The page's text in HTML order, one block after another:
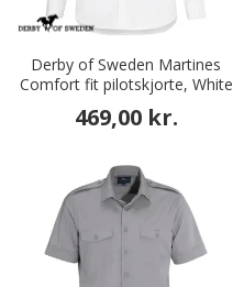
Derby of Sweden Martines
Comfort fit pilotskjorte, White
469,00 kr.